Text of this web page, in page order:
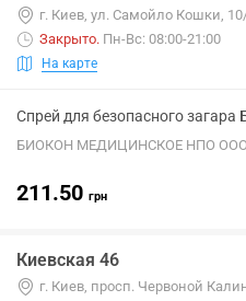
г. Киев, ул. Самойло Кошки,
Закрыто. Пн-Вс: 08:00-21:00
На карте
Спрей для безопасного
БИОКОН МЕДИЦИНСКОЕ НПО ООО
211.50 грн
Киевская 46
г. Киев, просп. Червоной